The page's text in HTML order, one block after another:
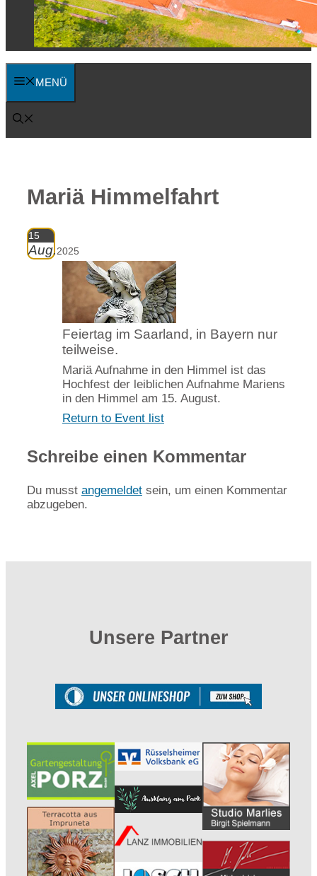
MENÜ
Mariä Himmelfahrt
15
Aug.2025
Feiertag im Saarland, in Bayern nur
teilweise.
Mariä Aufnahme in den Himmel ist das
Hochfest der leiblichen Aufnahme Mariens
in den Himmel am 15. August.
Return to Event list
Schreibe einen Kommentar
Du musst angemeldet sein, um einen Kommentar
abzugeben.
Unsere Partner